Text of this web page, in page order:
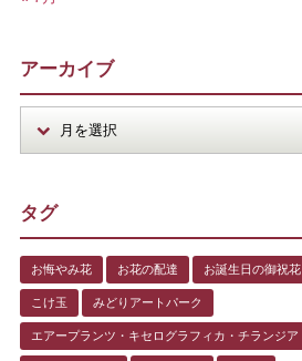
アーカイブ
タグ
お悔やみ花 お花の配達 お誕生日の御祝花
こけ玉 みどりアートパーク
エアープランツ・キセログラフィカ・チランジア